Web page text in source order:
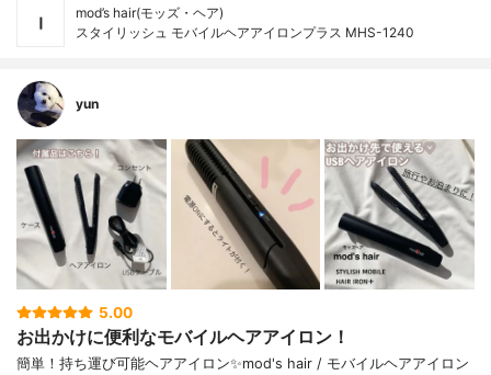
mod’s hair(モッズ・ヘア)
スタイリッシュ モバイルヘアアイロンプラス MHS-1240
yun
5.00
お出かけに便利なモバイルヘアアイロン！
簡単！持ち運び可能ヘアアイロン✨mod's hair / モバイルヘアアイロン